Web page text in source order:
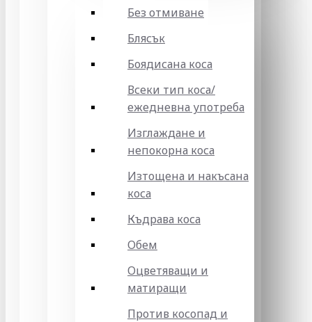
Без отмиване
Блясък
Боядисана коса
Всеки тип коса/
ежедневна употреба
Изглаждане и
непокорна коса
Изтощена и накъсана
коса
Къдрава коса
Обем
Оцветяващи и
матиращи
Против косопад и